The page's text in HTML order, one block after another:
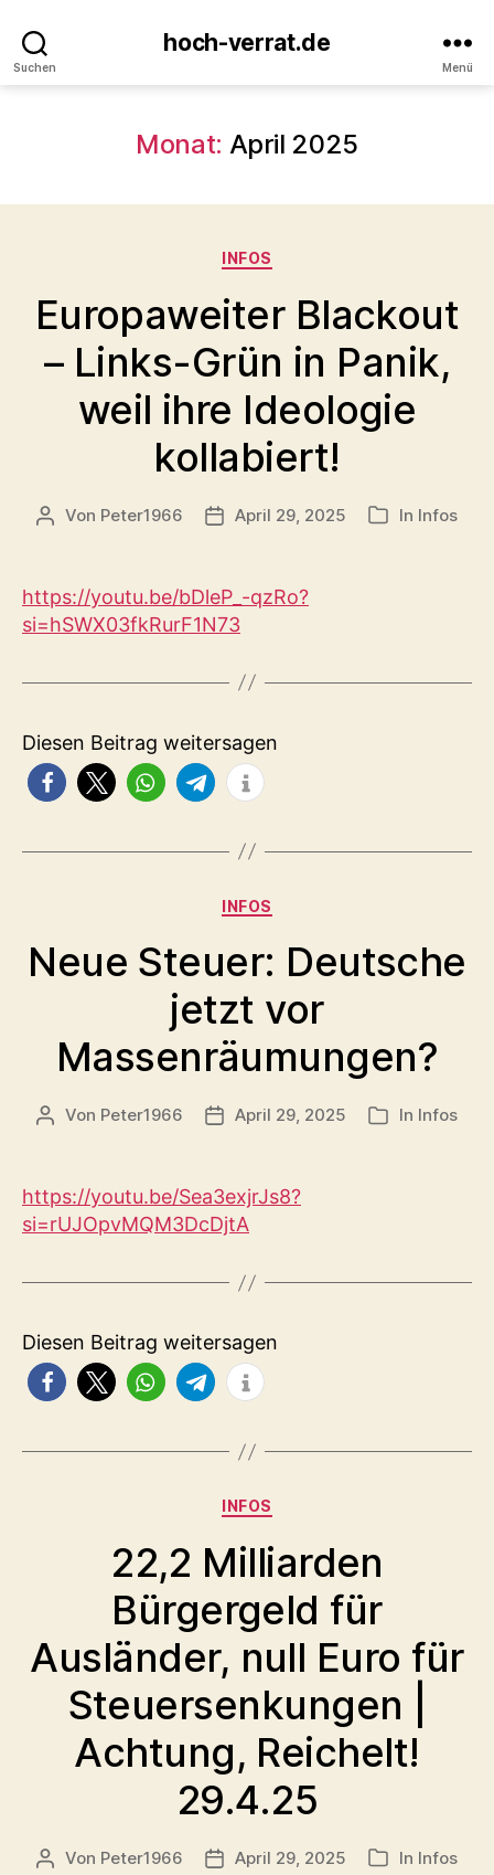
Suchen
hoch-verrat.de
Menü
Monat: April 2025
Kategorien
INFOS
Europaweiter Blackout
– Links-Grün in Panik,
weil ihre Ideologie
kollabiert!
Beitragsautor
Von Peter1966 Veröffentlichungsdatum
April 29, 2025 Kategorien
In Infos
https://youtu.be/bDleP_-qzRo?
si=hSWX03fkRurF1N73
Diesen Beitrag weitersagen
Kategorien
INFOS
Neue Steuer: Deutsche
jetzt vor
Massenräumungen?
Beitragsautor
Von Peter1966 Veröffentlichungsdatum
April 29, 2025 Kategorien
In Infos
https://youtu.be/Sea3exjrJs8?
si=rUJOpvMQM3DcDjtA
Diesen Beitrag weitersagen
Kategorien
INFOS
22,2 Milliarden
Bürgergeld für
Ausländer, null Euro für
Steuersenkungen |
Achtung, Reichelt!
29.4.25
Beitragsautor
Von Peter1966 Veröffentlichungsdatum
April 29, 2025 Kategorien
In Infos